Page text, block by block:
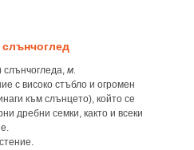
слънчоглед
слънчогледа, м.
с високо стъбло и огромен
към слънцето), който се
дребни семки, както и всеки